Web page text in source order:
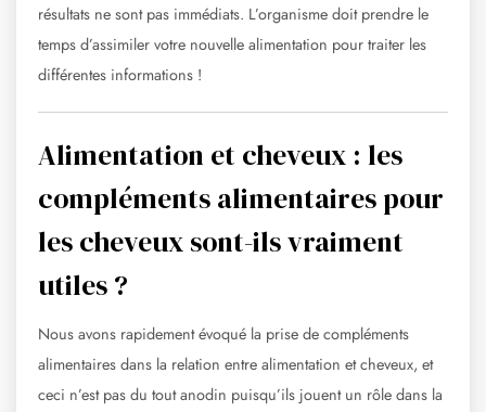
résultats ne sont pas immédiats. L’organisme doit prendre le
temps d’assimiler votre nouvelle alimentation pour traiter les
différentes informations !
Alimentation et cheveux : les
compléments alimentaires pour
les cheveux sont-ils vraiment
utiles ?
Nous avons rapidement évoqué la prise de compléments
alimentaires dans la relation entre alimentation et cheveux, et
ceci n’est pas du tout anodin puisqu’ils jouent un rôle dans la